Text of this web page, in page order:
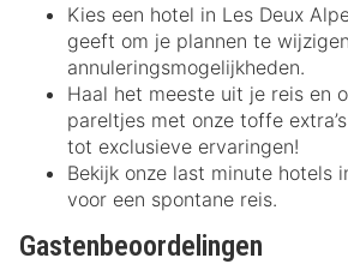
Kies een hotel in Les Deux
geeft om je plannen te
annuleringsmogelijkheden.
Haal het meeste uit je reis en
pareltjes met onze toffe
tot exclusieve ervaringen!
Bekijk onze last minute hotels
voor een spontane reis.
Gastenbeoordelingen